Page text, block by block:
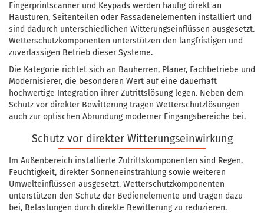
Fingerprintscanner und Keypads werden häufig direkt an
Haustüren, Seitenteilen oder Fassadenelementen installiert und
sind dadurch unterschiedlichen Witterungseinflüssen ausgesetzt.
Wetterschutzkomponenten unterstützen den langfristigen und
zuverlässigen Betrieb dieser Systeme.
Die Kategorie richtet sich an Bauherren, Planer, Fachbetriebe und
Modernisierer, die besonderen Wert auf eine dauerhaft
hochwertige Integration ihrer Zutrittslösung legen. Neben dem
Schutz vor direkter Bewitterung tragen Wetterschutzlösungen
auch zur optischen Abrundung moderner Eingangsbereiche bei.
Schutz vor direkter Witterungseinwirkung
Im Außenbereich installierte Zutrittskomponenten sind Regen,
Feuchtigkeit, direkter Sonneneinstrahlung sowie weiteren
Umwelteinflüssen ausgesetzt. Wetterschutzkomponenten
unterstützen den Schutz der Bedienelemente und tragen dazu
bei, Belastungen durch direkte Bewitterung zu reduzieren.